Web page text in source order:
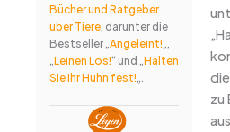
Bücher und Ratgeber
über Tiere, darunter die
Bestseller „ Angeleint!
Leinen Los!“ und „ Halten
Sie Ihr Huhn fest!
zu